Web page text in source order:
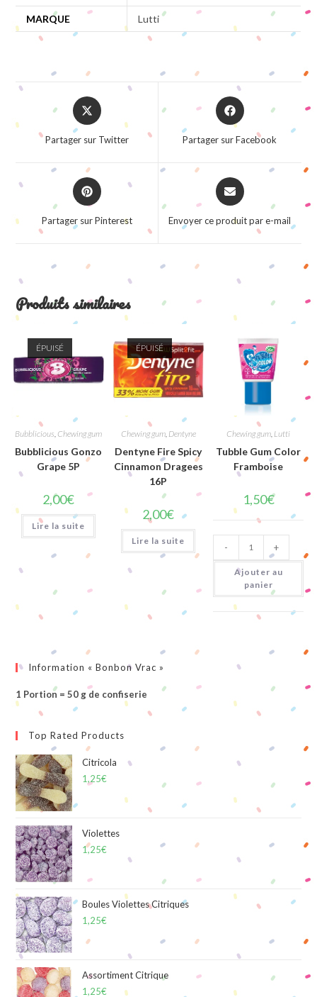
MARQUE Lutti
Opens
in
a
new
Partager sur Twitter
Opens
in
Partager sur Facebook
Opens
in
new
Partager sur Pinterest
Opens
in
new
Envoyer ce produit par e-mail
Produits similaires
ÉPUISÉ
Bubblicious Chewing gum
Bubblicious Gonzo
Grape 5P
2,00€
Lire la suite
ÉPUISÉ
Chewing gum, Dentyne
Dentyne Fire Spicy
Cinnamon Dragees
16P
2,00€
Lire la suite
Chewing gum Lutti
Tubble Gum Color
Framboise
1,50€
quantité
de
Tubble
Gum
Color
Framboise
- +
Ajouter au
panier
Information « Bonbon Vrac »
1 Portion = 50 g de confiserie
Top Rated Products
Citricola
1,25€
Violettes
1,25€
Boules Violettes Citriques
1,25€
Assortiment Citrique
1,25€